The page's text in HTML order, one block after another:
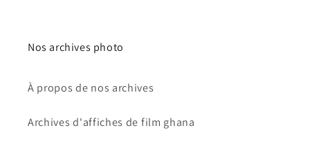
Nos archives photo
À propos de nos archives
Archives d'affiches de film ghana